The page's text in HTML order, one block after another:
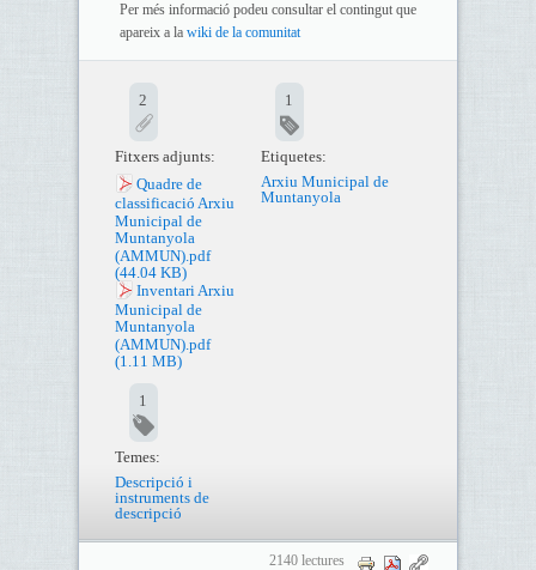
Per més informació podeu consultar el contingut que
apareix a la wiki de la comunitat
2
Fitxers adjunts:
Quadre de
classificació Arxiu
Municipal de
Muntanyola
(AMMUN).pdf
(44.04 KB)
Inventari Arxiu
Municipal de
Muntanyola
(AMMUN).pdf
(1.11 MB)
1
Etiquetes:
Arxiu Municipal de
Muntanyola
1
Temes:
Descripció i
instruments de
descripció
2140 lectures